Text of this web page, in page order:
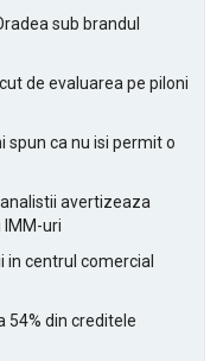
sub brandul
de evaluarea pe piloni
ca nu isi permit o
avertizeaza
uri
in centrul comercial
54% din creditele